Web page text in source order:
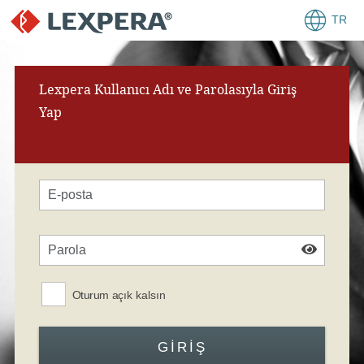
TR
Lexpera Kullanıcı Adı ve Parolasıyla Giriş
Yap
Oturum açık kalsın
GIRIŞ